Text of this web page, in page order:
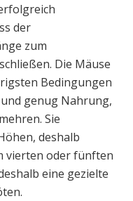
der
zum
Die Mäuse
Bedingungen
genug Nahrung,
Sie
deshalb
vierten oder fünften
eine gezielte